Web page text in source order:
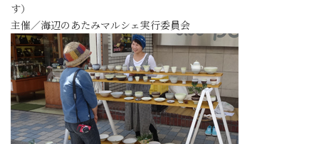
す）
主催／海辺のあたみマルシェ実行委員会